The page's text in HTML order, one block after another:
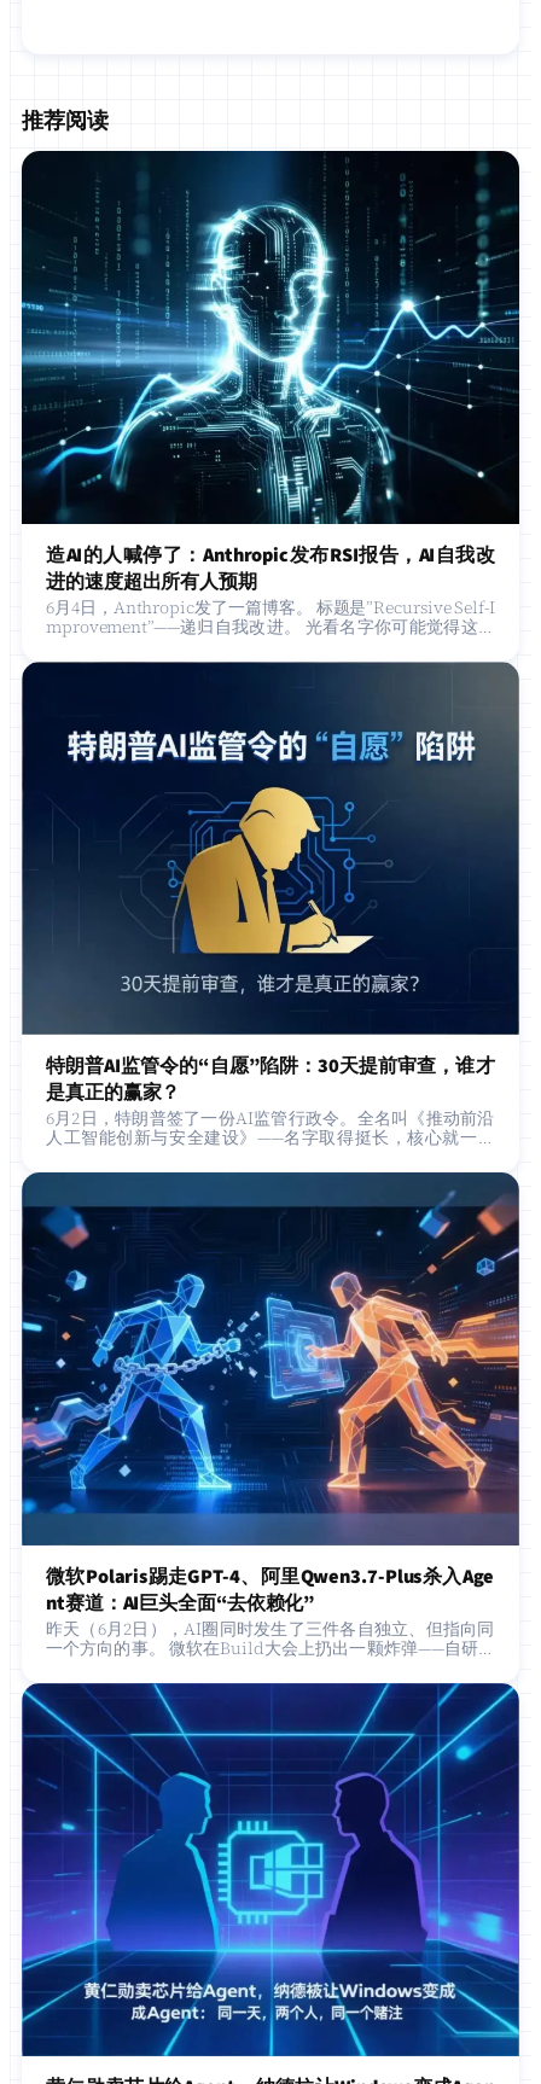
推荐阅读
造AI的人喊停了：Anthropic发布RSI报告，AI自我改
进的速度超出所有人预期
6月4日，Anthropic发了一篇博客。 标题是”Recursive Self-I
mprovement”——递归自我改进。 光看名字你可能觉得这又
是一篇技术论文，跟过去那些A…
特朗普AI监管令的“自愿”陷阱：30天提前审查，谁才
是真正的赢家？
6月2日，特朗普签了一份AI监管行政令。全名叫《推动前沿
人工智能创新与安全建设》——名字取得挺长，核心就一件
前沿模型…
微软Polaris踢走GPT-4、阿里Qwen3.7-Plus杀入Age
nt赛道：AI巨头全面“去依赖化”
昨天（6月2日），AI圈同时发生了三件各自独立、但指向同
一个方向的事。 微软在Build大会上扔出一颗炸弹——自研编